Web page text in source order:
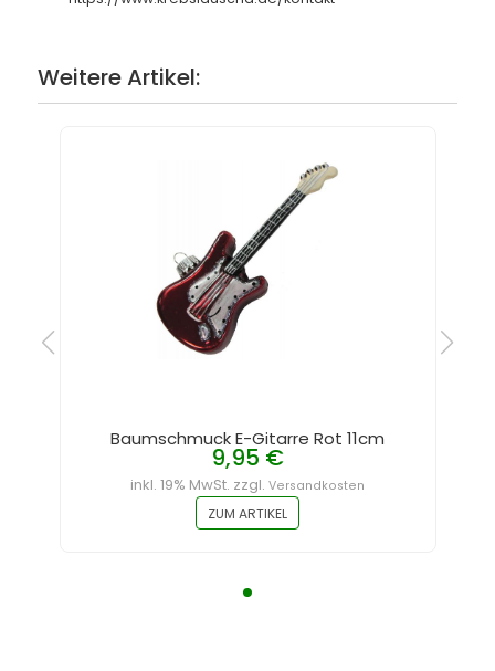
Weitere Artikel:
Baumschmuck E-Gitarre Rot 11cm
9,95 €
inkl. 19% MwSt. zzgl.Versandkosten
ZUM ARTIKEL